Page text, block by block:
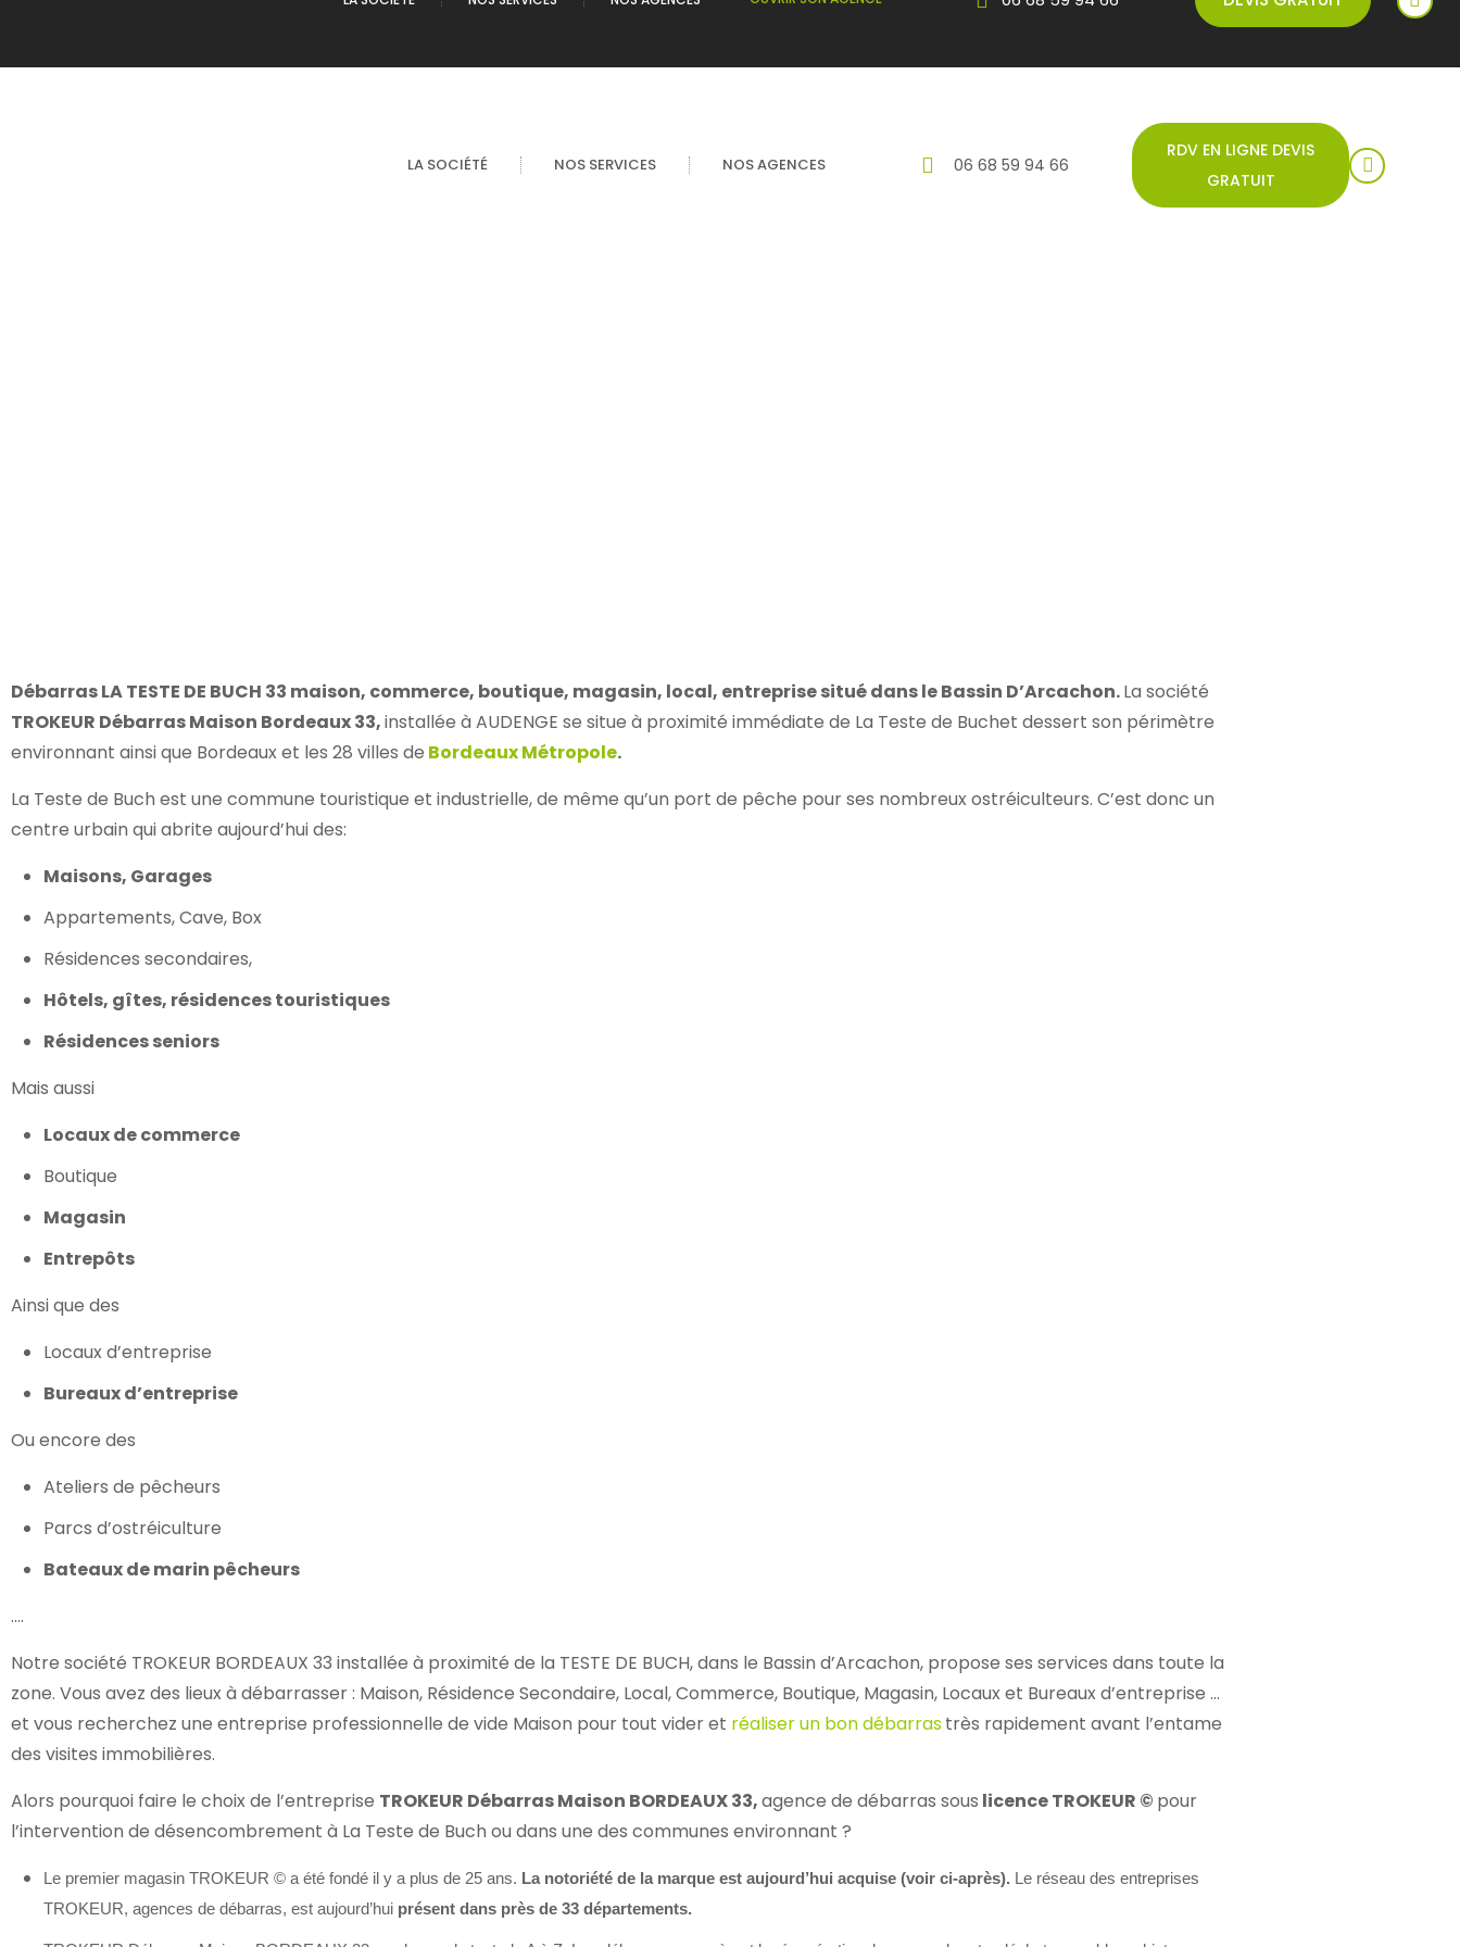
LA SOCIÉTÉ NOS SERVICES NOS AGENCES 06 68 59 94 66
RDV EN LIGNE DEVIS
GRATUIT
Débarras LA TESTE DE BUCH 33 maison, commerce, boutique, magasin, local, entreprise situé dans le Bassin D’Arcachon.La société
TROKEUR Débarras Maison Bordeaux 33,installée à AUDENGE se situe à proximité immédiate de La Teste de Buchet dessert son périmètre
environnant ainsi que Bordeaux et les 28 villes de Bordeaux Métropole.
La Teste de Buch est une commune touristique et industrielle, de même qu’un port de pêche pour ses nombreux ostréiculteurs. C’est donc un
centre urbain qui abrite aujourd’hui des:
Maisons, Garages
Appartements, Cave, Box
Résidences secondaires,
Hôtels, gîtes, résidences touristiques
Résidences seniors
Mais aussi
Locaux de commerce
Boutique
Magasin
Entrepôts
Ainsi que des
Locaux d’entreprise
Bureaux d’entreprise
Ou encore des
Ateliers de pêcheurs
Parcs d’ostréiculture
Bateaux de marin pêcheurs
….
Notre société TROKEUR BORDEAUX 33 installée à proximité de la TESTE DE BUCH, dans le Bassin d’Arcachon, propose ses services dans toute la
zone. Vous avez des lieux à débarrasser : Maison, Résidence Secondaire, Local, Commerce, Boutique, Magasin, Locaux et Bureaux d’entreprise …
et vous recherchez une entreprise professionnelle de vide Maison pour tout vider et réaliser un bon débarrastrès rapidement avant l’entame
des visites immobilières.
Alors pourquoi faire le choix de l’entreprise TROKEUR Débarras Maison BORDEAUX 33,agence de débarras sous licence TROKEUR © pour
l’intervention de désencombrement à La Teste de Buch ou dans une des communes environnant ?
Le premier magasin TROKEUR © a été fondé il y a plus de 25 ans. La notoriété de la marque est aujourd’hui acquise (voir ci-après). Le réseau des entreprises
TROKEUR, agences de débarras, est aujourd’hui présent dans près de 33 départements.